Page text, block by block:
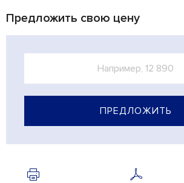
Предложить свою цену
ПРЕДЛОЖИТЬ